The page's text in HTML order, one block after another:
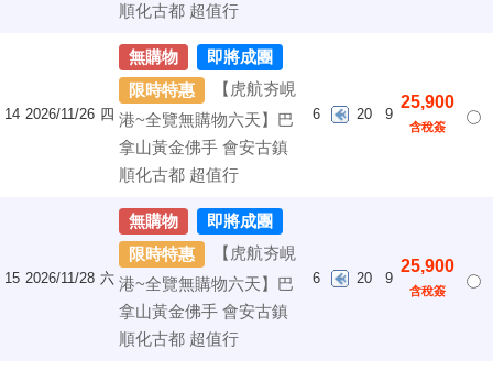
順化古都 超值行
14 2026/11/26 四
無購物
即將成團
限時特惠
【虎航夯峴
港~全覽無購物六天】巴
拿山黃金佛手 會安古鎮
順化古都 超值行
6 20 9
25,900
含稅簽
15 2026/11/28 六
無購物
即將成團
限時特惠
【虎航夯峴
港~全覽無購物六天】巴
拿山黃金佛手 會安古鎮
順化古都 超值行
6 20 9
25,900
含稅簽